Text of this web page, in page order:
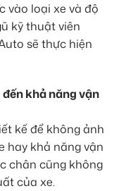
vào loại xe và độ
kỹ thuật viên
sẽ thực hiện
khả năng vận
kế để không ảnh
hay khả năng vận
chân cũng không
của xe.